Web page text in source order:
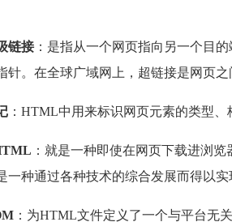
链接：是指从一个网页指向另一个目
针。在全球广域网上，超链接是网页之
：HTML中用来标识网页元素的类型、
：就是一种即使在网页下载进浏
一种通过各种技术的综合发展而得以实
：为HTML文件定义了一个与平台无